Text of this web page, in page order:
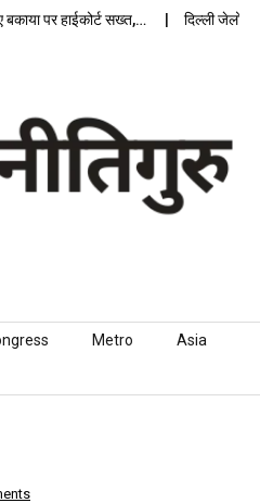
पर हाईकोर्ट सख्त,… दिल्ली जेलों में
Metro Asia